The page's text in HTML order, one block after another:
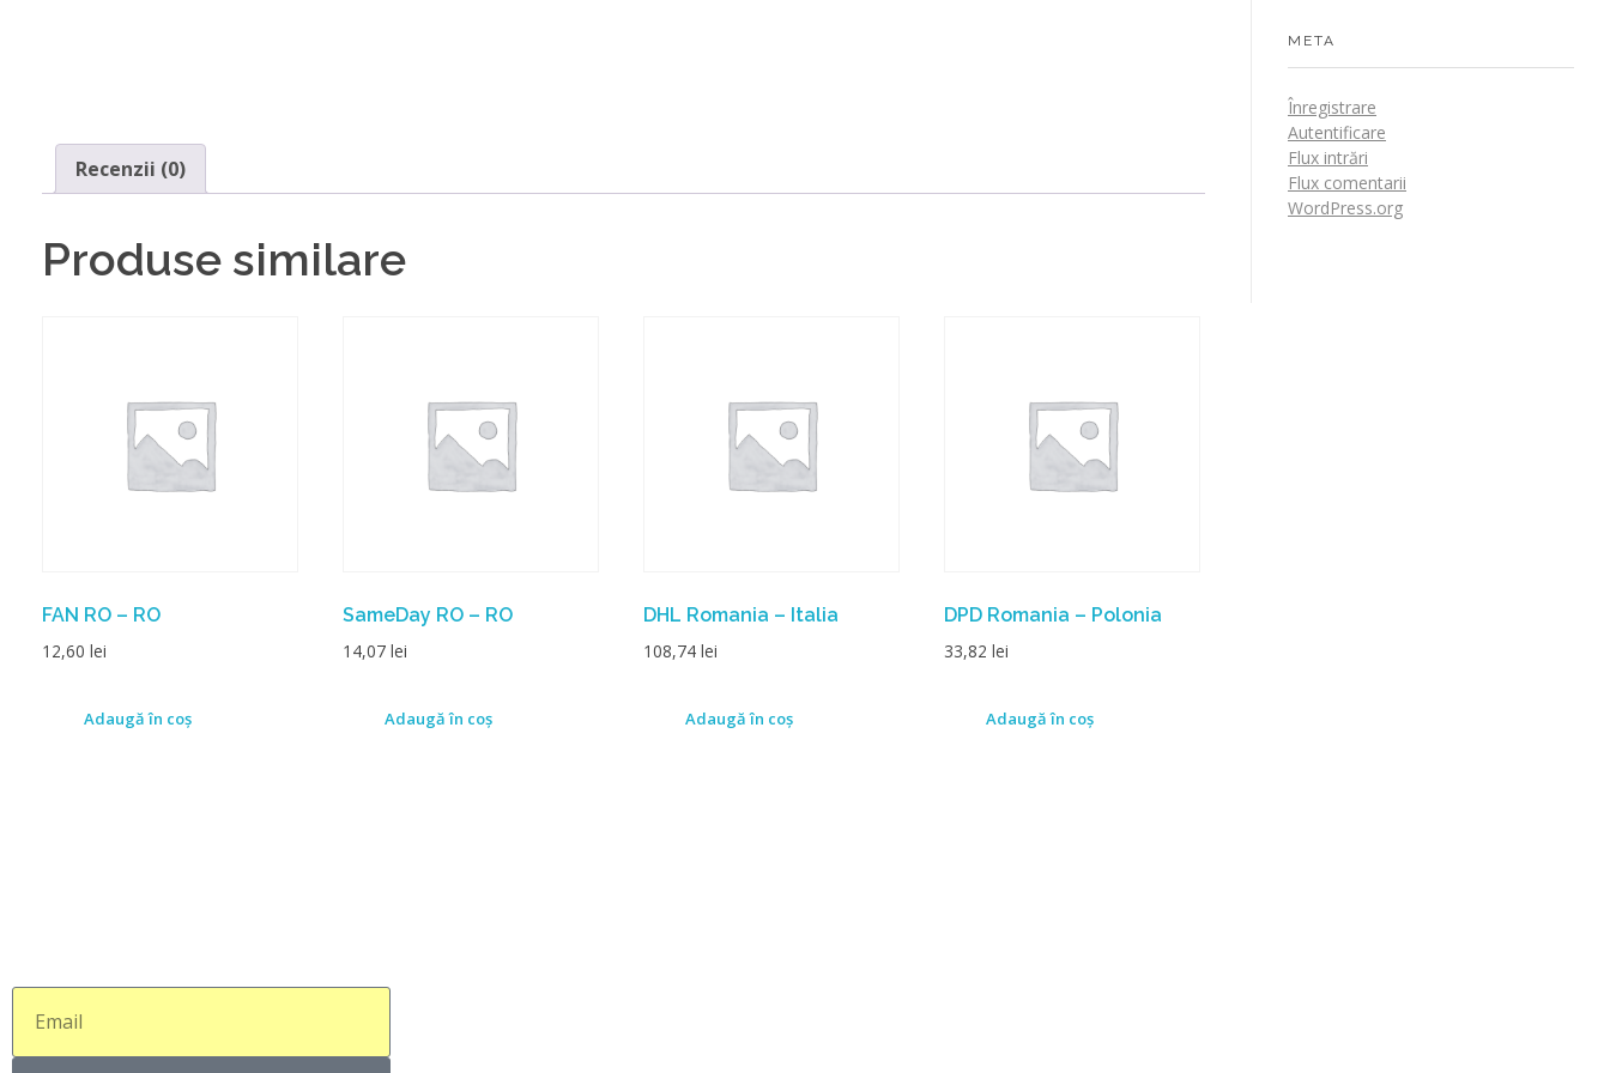
Recenzii (0)
Produse similare
FAN RO – RO
12,60 lei
Adaugă în coș
SameDay RO – RO
14,07 lei
Adaugă în coș
DHL Romania – Italia
108,74 lei
Adaugă în coș
DPD Romania – Polonia
33,82 lei
Adaugă în coș
META
Înregistrare
Autentificare
Flux intrări
Flux comentarii
WordPress.org